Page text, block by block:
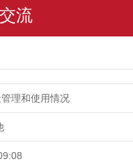
流
理和使用情况